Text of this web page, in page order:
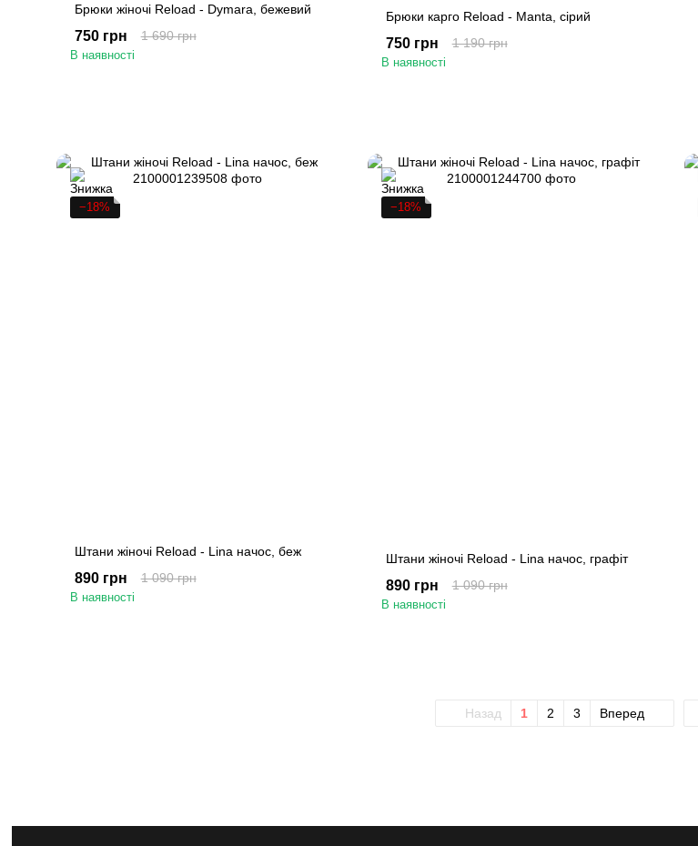
Брюки жіночі Reload - Dymara, бежевий
1 690 грн
750 грн
В наявності
Брюки карго Reload - Manta, сірий
1 190 грн
750 грн
В наявності
−18%
Штани жіночі Reload - Lina начос, беж
1 090 грн
890 грн
В наявності
−18%
Штани жіночі Reload - Lina начос, графіт
1 090 грн
890 грн
В наявності
Назад 1 2 3 Вперед